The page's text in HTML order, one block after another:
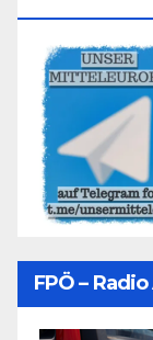
FPÖ – Radio